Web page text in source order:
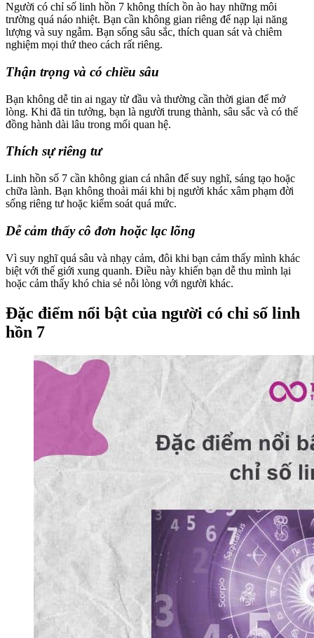
Người có chỉ số linh hồn 7 không thích ồn ào hay những môi
trường quá náo nhiệt. Bạn cần không gian riêng để nạp lại năng
lượng và suy ngẫm. Bạn sống sâu sắc, thích quan sát và chiêm
nghiệm mọi thứ theo cách rất riêng.
Thận trọng và có chiều sâu
Bạn không dễ tin ai ngay từ đầu và thường cần thời gian để mở
lòng. Khi đã tin tưởng, bạn là người trung thành, sâu sắc và có thể
đồng hành dài lâu trong mối quan hệ.
Thích sự riêng tư
Linh hồn số 7 cần không gian cá nhân để suy nghĩ, sáng tạo hoặc
chữa lành. Bạn không thoải mái khi bị người khác xâm phạm đời
sống riêng tư hoặc kiểm soát quá mức.
Dễ cảm thấy cô đơn hoặc lạc lõng
Vì suy nghĩ quá sâu và nhạy cảm, đôi khi bạn cảm thấy mình khác
biệt với thế giới xung quanh. Điều này khiến bạn dễ thu mình lại
hoặc cảm thấy khó chia sẻ nỗi lòng với người khác.
Đặc điểm nổi bật của người có chỉ số linh
hồn 7